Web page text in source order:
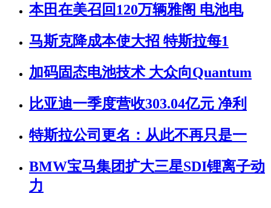
本田在美召回120万辆雅阁 电池电
马斯克降成本使大招 特斯拉每1
加码固态电池技术 大众向Quantum
比亚迪一季度营收303.04亿元 净利
特斯拉公司更名：从此不再只是一
BMW宝马集团扩大三星SDI锂离子动
力